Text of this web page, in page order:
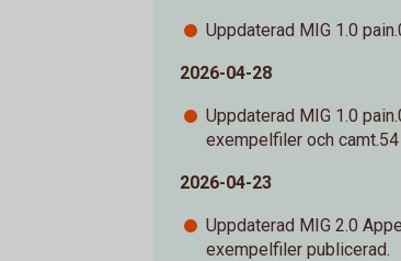
Uppdaterad MIG 1.0
2026-04-28
Uppdaterad MIG 1.0
exempelfiler och
2026-04-23
Uppdaterad MIG 2.0
exempelfiler publicerad.